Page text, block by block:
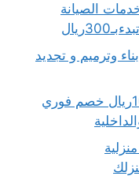
الصيانة
بـ18%خصم..بناء وترميم و تجديد
شركة تنظيف ارضيات بالرياض..100ريال خصم فوري